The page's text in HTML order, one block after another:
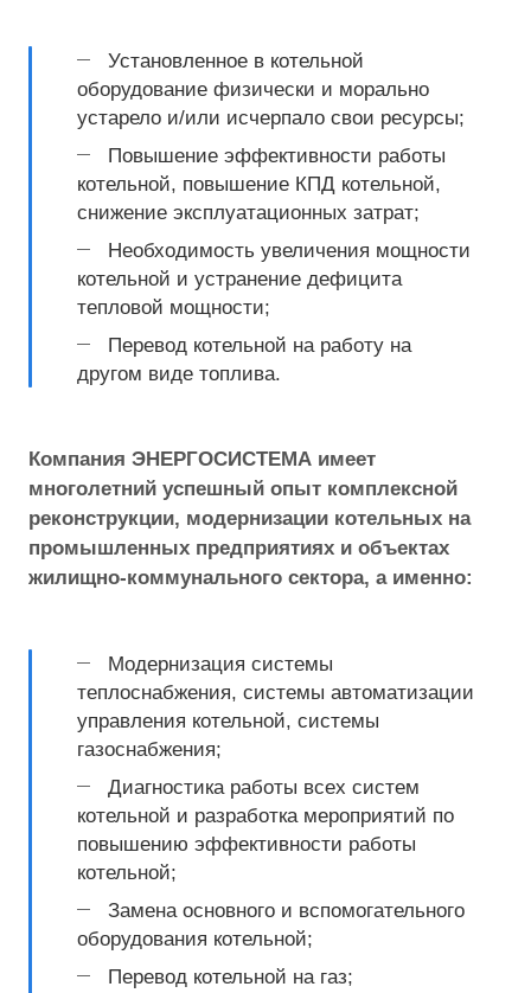
Установленное в котельной
оборудование физически и морально
устарело и/или исчерпало свои ресурсы;
Повышение эффективности работы
котельной, повышение КПД котельной,
снижение эксплуатационных затрат;
Необходимость увеличения мощности
котельной и устранение дефицита
тепловой мощности;
Перевод котельной на работу на
другом виде топлива.
Компания ЭНЕРГОСИСТЕМА имеет
многолетний успешный опыт комплексной
реконструкции, модернизации котельных на
промышленных предприятиях и объектах
жилищно-коммунального сектора, а именно:
Модернизация системы
теплоснабжения, системы автоматизации
управления котельной, системы
газоснабжения;
Диагностика работы всех систем
котельной и разработка мероприятий по
повышению эффективности работы
котельной;
Замена основного и вспомогательного
оборудования котельной;
Перевод котельной на газ;